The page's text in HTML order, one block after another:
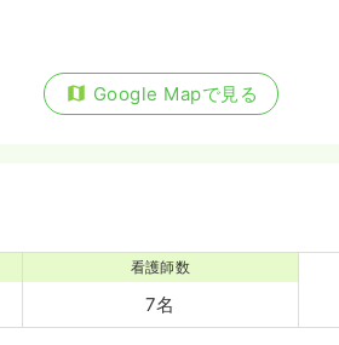
Google Mapで見る
看護師数
7名